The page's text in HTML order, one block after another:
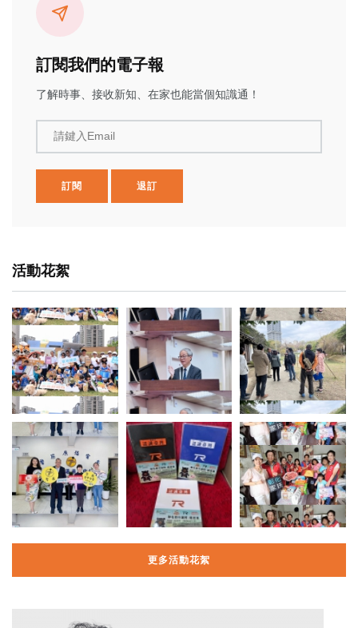
訂閱我們的電子報
了解時事、接收新知、在家也能當個知識通！
請鍵入Email
訂閱 退訂
活動花絮
更多活動花絮